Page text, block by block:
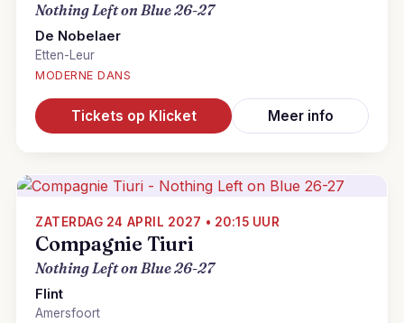
Nothing Left on Blue 26-27
De Nobelaer
Etten-Leur
MODERNE DANS
Tickets op Klicket Meer info
ZATERDAG 24 APRIL 2027 • 20:15 UUR
Compagnie Tiuri
Nothing Left on Blue 26-27
Flint
Amersfoort